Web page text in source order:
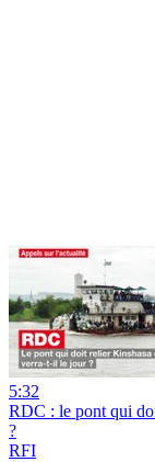
5:32
RDC : le pont qui
?
RFI